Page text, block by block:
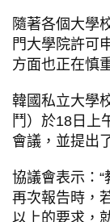
隨著各個大學
門大學院許可
方面也正在慎
韓國私立大學
鬥）於18日上
會議，並提出
協議會表示：
再次報告時，
以上的要求，